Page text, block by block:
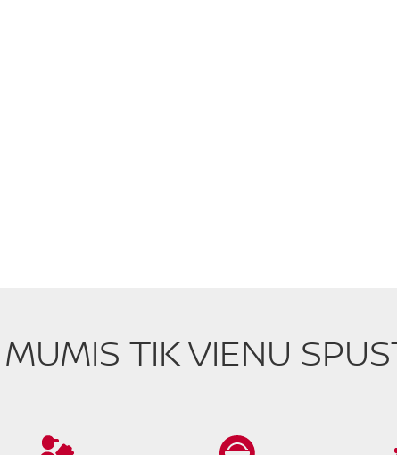
TIK VIENU